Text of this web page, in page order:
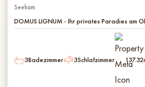
Seeham
DOMUS LIGNUM - Ihr privates Paradies am
3Badezimmer 3Schlafzimmer 137.32